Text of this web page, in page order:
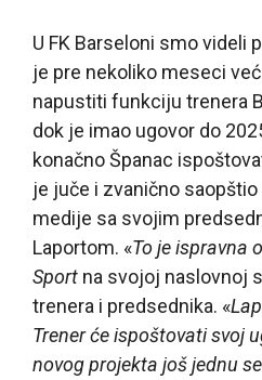
U FK Barseloni smo videli
je pre nekoliko meseci
napustiti funkciju trenera
dok je imao ugovor do
konačno Španac
je juče i zvanično
medije sa svojim
Laportom. «To je ispravna
Sport na svojoj naslovnoj
trenera i predsednika. «
Trener će ispoštovati svoj
novog projekta još jednu